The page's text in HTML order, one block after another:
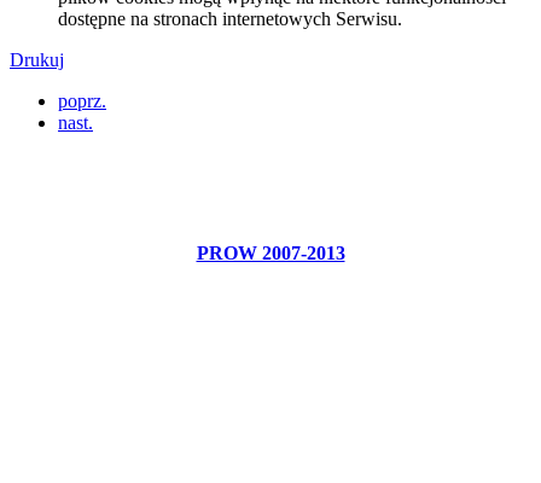
dostępne na stronach internetowych Serwisu.
Drukuj
poprz.
nast.
PROW 2007-2013